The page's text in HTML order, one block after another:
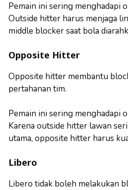
Pemain ini sering menghadapi
Outside hitter harus menjaga
middle blocker saat bola
Opposite Hitter
Opposite hitter membantu
pertahanan tim.
Pemain ini sering menghadapi
Karena outside hitter lawan
utama, opposite hitter harus
Libero
Libero tidak boleh melakukan